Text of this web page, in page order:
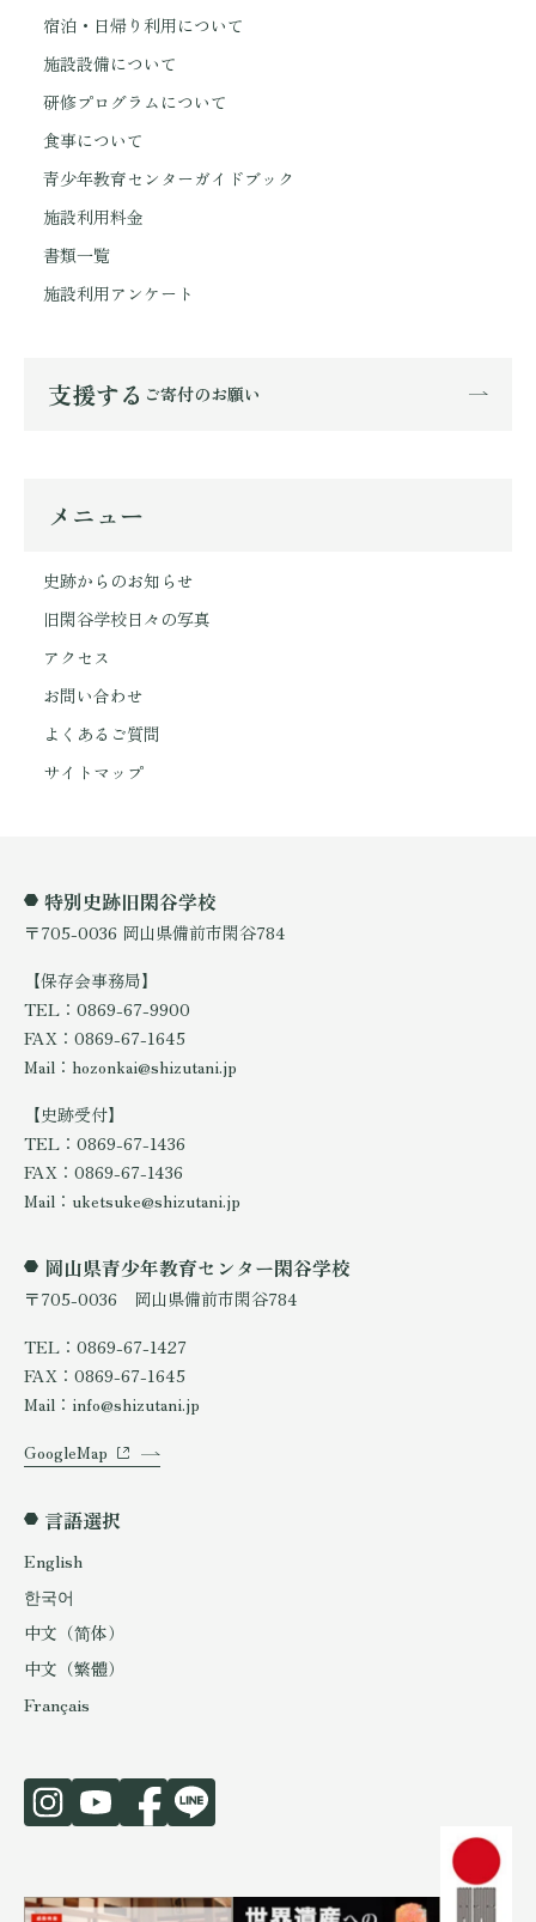
宿泊・日帰り利用について
施設設備について
研修プログラムについて
食事について
青少年教育センターガイドブック
施設利用料金
書類一覧
施設利用アンケート
支援する ご寄付のお願い
メニュー
史跡からのお知らせ
旧閑谷学校日々の写真
アクセス
お問い合わせ
よくあるご質問
サイトマップ
特別史跡旧閑谷学校
〒705-0036 岡山県備前市閑谷784
【保存会事務局】
TEL：0869-67-9900
FAX：0869-67-1645
Mail：hozonkai@shizutani.jp
【史跡受付】
TEL：0869-67-1436
FAX：0869-67-1436
Mail：uketsuke@shizutani.jp
岡山県青少年教育センター閑谷学校
〒705-0036 岡山県備前市閑谷784
TEL：0869-67-1427
FAX：0869-67-1645
Mail：info@shizutani.jp
GoogleMap
言語選択
English
한국어
中文（简体）
中文（繁體）
Français